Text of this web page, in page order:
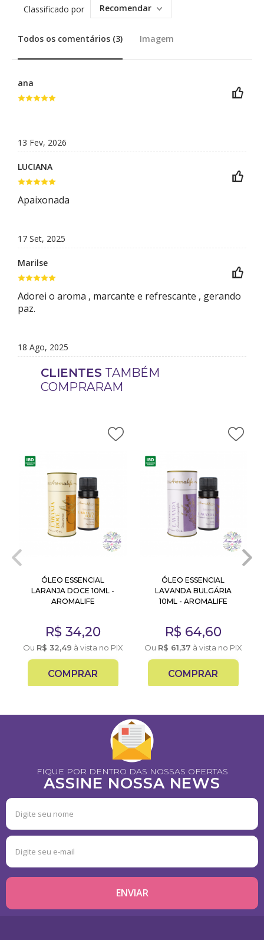
Classificado por Recomendar
Todos os comentários (3) Imagem
ana
13 Fev, 2026
LUCIANA
17 Set, 2025
Apaixonada
Marilse
18 Ago, 2025
Adorei o aroma , marcante e refrescante , gerando
paz.
CLIENTES TAMBÉM
COMPRARAM
ÓLEO ESSENCIAL
LARANJA DOCE 10ML -
AROMALIFE
R$ 34,20
Ou R$ 32,49 à vista no PIX
COMPRAR
ÓLEO ESSENCIAL
LAVANDA BULGÁRIA
10ML - AROMALIFE
R$ 64,60
Ou R$ 61,37 à vista no PIX
COMPRAR
FIQUE POR DENTRO DAS NOSSAS OFERTAS
ASSINE NOSSA NEWS